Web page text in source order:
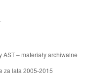
– materiały archiwalne
za lata 2005-2015